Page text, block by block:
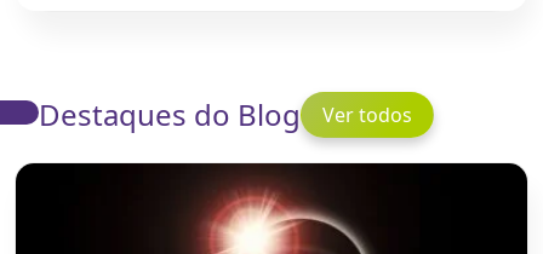
Destaques do Blog Ver todos